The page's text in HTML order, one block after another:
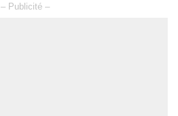
– Publicité –